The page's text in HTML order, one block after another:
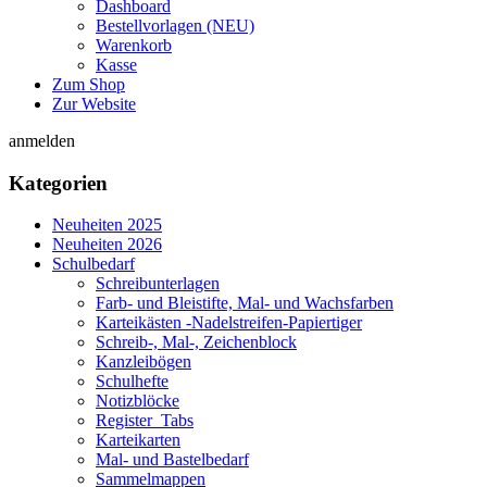
Dashboard
Bestellvorlagen (NEU)
Warenkorb
Kasse
Zum Shop
Zur Website
anmelden
Kategorien
Neuheiten 2025
Neuheiten 2026
Schulbedarf
Schreibunterlagen
Farb- und Bleistifte, Mal- und Wachsfarben
Karteikästen -Nadelstreifen-Papiertiger
Schreib-, Mal-, Zeichenblock
Kanzleibögen
Schulhefte
Notizblöcke
Register_Tabs
Karteikarten
Mal- und Bastelbedarf
Sammelmappen